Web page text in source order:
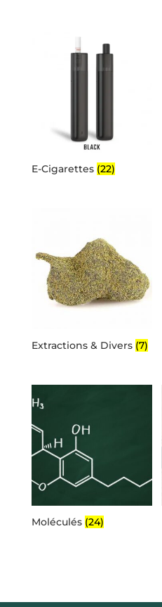
E-Cigarettes (22)
Extractions & Divers (7)
Moléculés (24)